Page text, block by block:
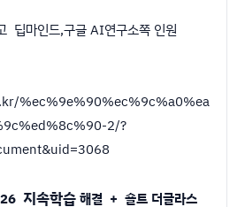
딥마인드,구글 AI연구소쪽 인원
%ec%9e%90%ec%9c%a0%ea
2/?
지속학습해결 + 숄트 더글라스